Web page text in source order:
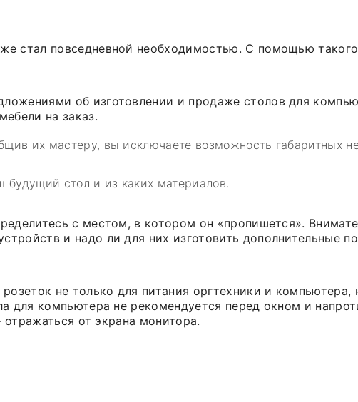
стал повседневной необходимостью. С помощью такого
об изготовлении и продаже столов для
на заказ.
их мастеру, вы исключаете возможность габаритных
будущий стол и из каких материалов.
с местом, в котором он «пропишется».
и надо ли для них изготовить дополнительные
не только для питания оргтехники и компьютера,
для компьютера не рекомендуется перед окном и
от экрана монитора.